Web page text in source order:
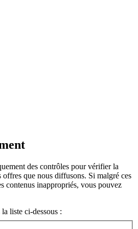
des contrôles pour vérifier la
que nous diffusons. Si malgré ces
contenus inappropriés, vous pouvez
liste ci-dessous :